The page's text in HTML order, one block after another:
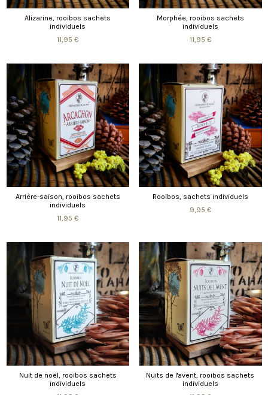
Alizarine, rooibos sachets
individuels
11,95 €
Morphée, rooibos sachets
individuels
11,95 €
Arrière-saison, rooibos sachets
individuels
11,95 €
Rooibos, sachets individuels
9,95 €
Nuit de noël, rooibos sachets
individuels
Nuits de l'avent, rooibos sachets
individuels